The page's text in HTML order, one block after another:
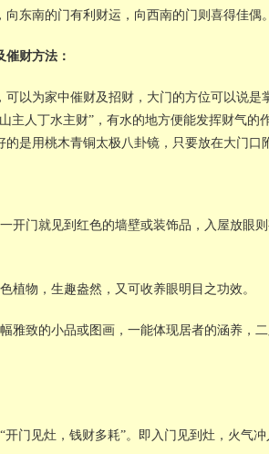
东南的门有利财运，向西南的门则喜得佳偶。
财方法：
可以为家中催财及招财，大门的方位可以说是
主人丁水主财”，有水的地方便能发挥财气的
是用桃木青铜太极八卦镜，只要放在大门口
开门就见到红色的墙壁或装饰品，入屋放眼
植物，生趣盎然，又可收养眼明目之功效。
雅致的小品或图画，一能体现居者的涵养，
门见灶，钱财多耗”。即入门见到灶，火气冲